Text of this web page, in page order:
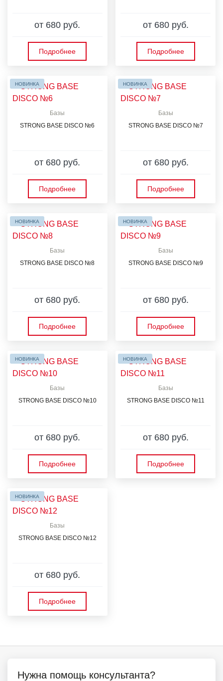
от 680 руб.
Подробнее
от 680 руб.
Подробнее
НОВИНКА
Базы
STRONG BASE DISCO №6
от 680 руб.
Подробнее
НОВИНКА
Базы
STRONG BASE DISCO №7
от 680 руб.
Подробнее
НОВИНКА
Базы
STRONG BASE DISCO №8
от 680 руб.
Подробнее
НОВИНКА
Базы
STRONG BASE DISCO №9
от 680 руб.
Подробнее
НОВИНКА
Базы
STRONG BASE DISCO №10
от 680 руб.
Подробнее
НОВИНКА
Базы
STRONG BASE DISCO №11
от 680 руб.
Подробнее
НОВИНКА
Базы
STRONG BASE DISCO №12
от 680 руб.
Подробнее
Нужна помощь консультанта?